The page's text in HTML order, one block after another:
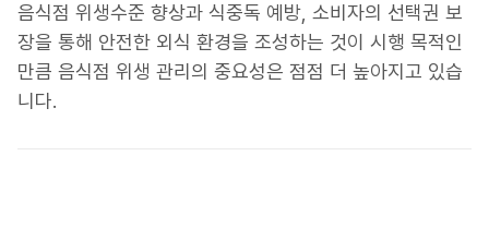
음식점 위생수준 향상과 식중독 예방, 소비자의 선택권 보
장을 통해 안전한 외식 환경을 조성하는 것이 시행 목적인
만큼 음식점 위생 관리의 중요성은 점점 더 높아지고 있습
니다.